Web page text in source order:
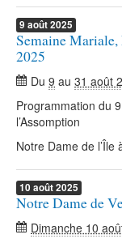
9 août2025
Semaine
2025
Du 9 au 31 août
Programmation du
l’Assomption
Notre Dame de l’Île
10 août2025
Notre Dame de
Dimanche 10